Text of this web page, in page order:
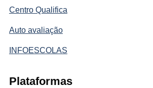
Centro Qualifica
Auto avaliação
INFOESCOLAS
Plataformas